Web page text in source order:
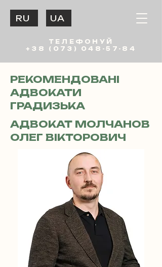
ТЕЛЕФОНУЙ
+38 (073) 048-57-84
UA
RU
РЕКОМЕНДОВАНІ
АДВОКАТИ
ГРАДИЗЬКА
АДВОКАТ МОЛЧАНОВ
ОЛЕГ ВІКТОРОВИЧ